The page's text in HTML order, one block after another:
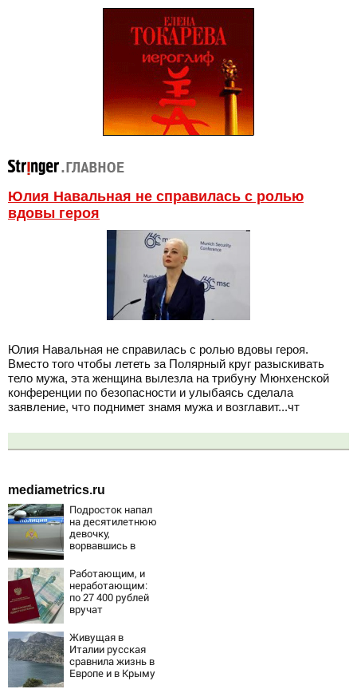
Юлия Навальная не справилась с ролью
вдовы героя
Юлия Навальная не справилась с ролью вдовы героя.
Вместо того чтобы лететь за Полярный круг разыскивать
тело мужа, эта женщина вылезла на трибуну Мюнхенской
конференции по безопасности и улыбаясь сделала
заявление, что поднимет знамя мужа и возглавит...чт
mediametrics.ru
Подросток напал
на десятилетнюю
девочку,
ворвавшись в
Работающим, и
неработающим:
по 27 400 рублей
вручат
сентябре -
PrimaMedia.ru
Живущая в
Италии русская
сравнила жизнь в
Европе и в Крыму